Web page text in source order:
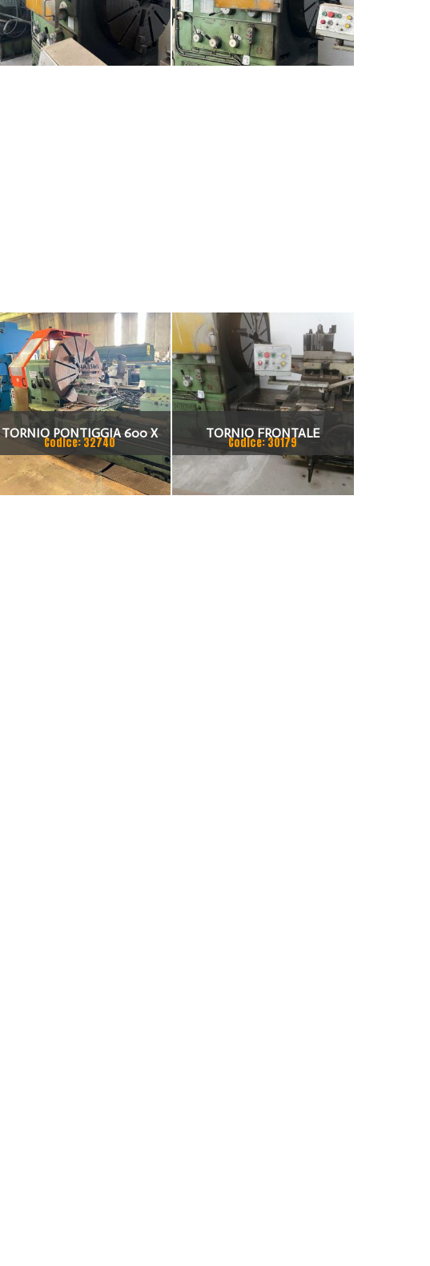
TORNIO PONTIGGIA 600 X
1200
Codice: 32740
TORNIO FRONTALE
LEOPOLDO PONTIGGIA
Codice: 30179